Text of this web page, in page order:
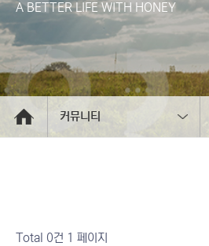
A BETTER LIFE WITH HONEY
커뮤니티
Total 0건 1 페이지